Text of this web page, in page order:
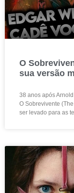
O
sua versão
38 anos após
O Sobrevivente
ser levado para as